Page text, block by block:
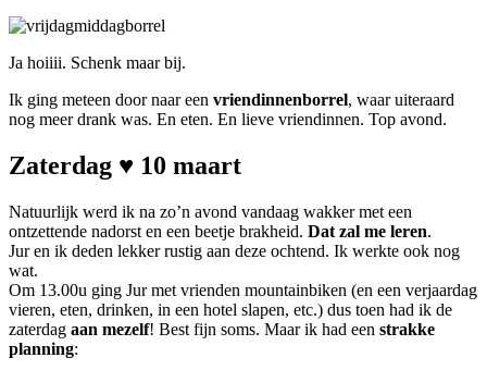
Ja hoiiii. Schenk maar bij.
Ik ging meteen door naar een vriendinnenborrel, waar uiteraard
nog meer drank was. En eten. En lieve vriendinnen. Top avond.
Zaterdag ♥ 10 maart
Natuurlijk werd ik na zo’n avond vandaag wakker met een
ontzettende nadorst en een beetje brakheid. Dat zal me leren.
Jur en ik deden lekker rustig aan deze ochtend. Ik werkte ook nog
wat.
Om 13.00u ging Jur met vrienden mountainbiken (en een verjaardag
vieren, eten, drinken, in een hotel slapen, etc.) dus toen had ik de
zaterdag aan mezelf! Best fijn soms. Maar ik had een strakke
planning: